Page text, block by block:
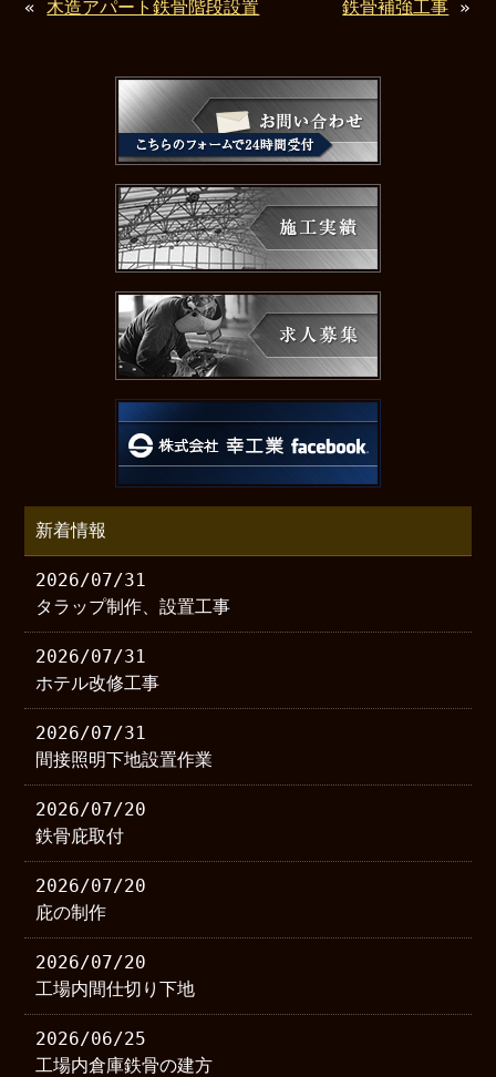
« 木造アパート鉄骨階段設置 鉄骨補強工事 »
新着情報
2026/07/31
タラップ制作、設置工事
2026/07/31
ホテル改修工事
2026/07/31
間接照明下地設置作業
2026/07/20
鉄骨庇取付
2026/07/20
庇の制作
2026/07/20
工場内間仕切り下地
2026/06/25
工場内倉庫鉄骨の建方